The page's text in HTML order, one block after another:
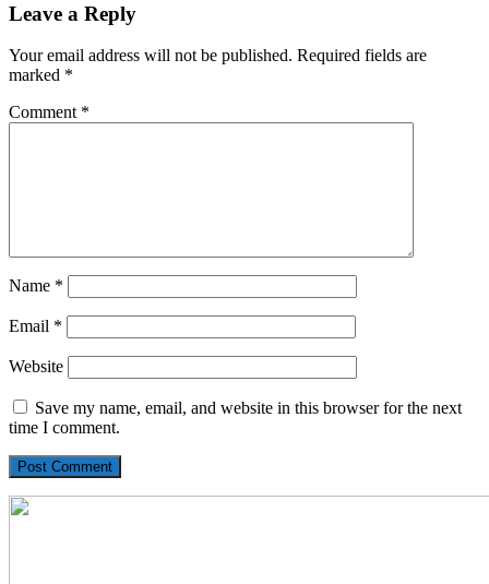
Leave a Reply
Your email address will not be published. Required fields are
marked *
Comment *
Name *
Email *
Website
Save my name, email, and website in this browser for the next
time I comment.